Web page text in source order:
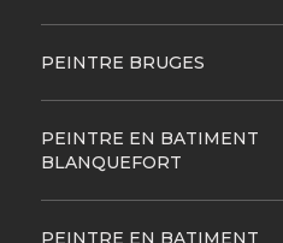
PEINTRE BRUGES
PEINTRE EN BATIMENT
BLANQUEFORT
PEINTRE EN BATIMENT